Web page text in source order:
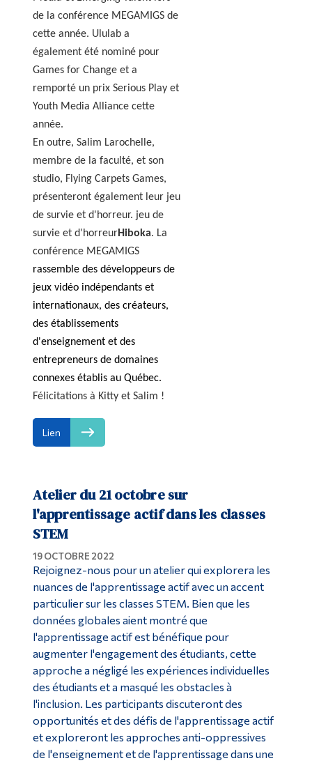
de la conférence MEGAMIGS de
cette année. Ululab a
également été nominé pour
Games for Change et a
remporté un prix Serious Play et
Youth Media Alliance cette
année.
En outre, Salim Larochelle,
membre de la faculté, et son
studio, Flying Carpets Games,
présenteront également leur jeu
de survie et d'horreur. jeu de
survie et d'horreurHiboka. La
conférence MEGAMIGS
rassemble des développeurs de
jeux vidéo indépendants et
internationaux, des créateurs,
des établissements
d'enseignement et des
entrepreneurs de domaines
connexes établis au Québec.
Félicitations à Kitty et Salim !
Lien
Atelier du 21 octobre sur
l'apprentissage actif dans les classes
STEM
19 OCTOBRE 2022
Rejoignez-nous pour un atelier qui explorera les
nuances de l'apprentissage actif avec un accent
particulier sur les classes STEM. Bien que les
données globales aient montré que
l'apprentissage actif est bénéfique pour
augmenter l'engagement des étudiants, cette
approche a négligé les expériences individuelles
des étudiants et a masqué les obstacles à
l'inclusion. Les participants discuteront des
opportunités et des défis de l'apprentissage actif
et exploreront les approches anti-oppressives
de l'enseignement et de l'apprentissage dans une